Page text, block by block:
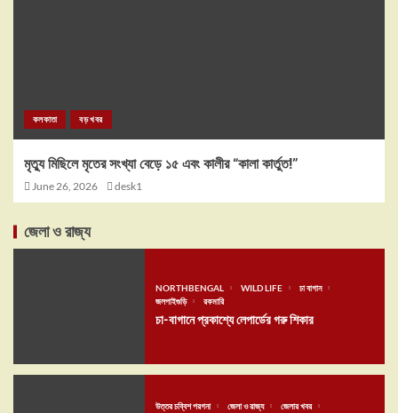
কলকাতা বড় খবর
মৃত্যু মিছিলে মৃতের সংখ্যা বেড়ে ১৫ এবং কালীর “কালা কার্তুত!”
June 26, 2026 desk1
জেলা ও রাজ্য
NORTHBENGAL WILD LIFE
চা বাগান
জলপাইগুড়ি
রকমারি
চা-বাগানে প্রকাশ্যে লেপার্ডের গরু শিকার
উত্তর চব্বিশ পরগনা জেলা ও রাজ্য
জেলার খবর